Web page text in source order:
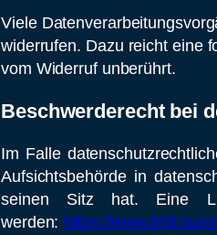
Viele
widerrufen. Dazu reicht eine
vom Widerruf unberührt.
Beschwerderecht bei
Im Falle
Aufsichtsbehörde in
seinen Sitz hat. Eine
werden: https://